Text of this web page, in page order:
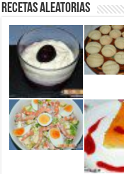
Recetas aleatorias